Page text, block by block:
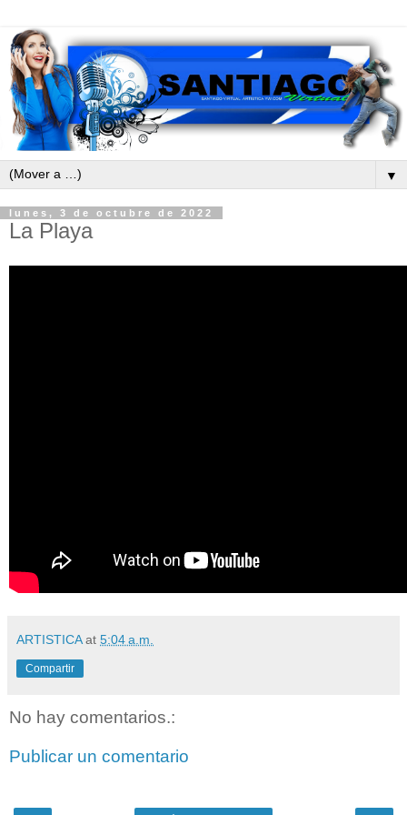
▼
lunes, 3 de octubre de 2022
La Playa
ARTISTICA at 5:04 a.m.
Compartir
No hay comentarios.:
Publicar un comentario